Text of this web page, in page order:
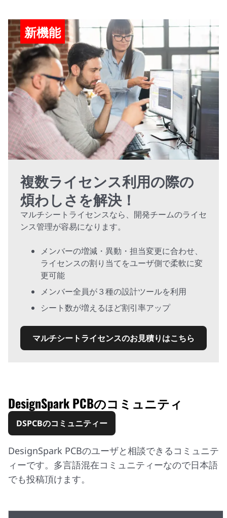
新機能
複数ライセンス利用の際の
煩わしさを解決！
マルチシートライセンスなら、開発チームのライセ
ンス管理が容易になります。
メンバーの増減・異動・担当変更に合わせ、
ライセンスの割り当てをユーザ側で柔軟に変
更可能
メンバー全員が３種の設計ツールを利用
シート数が増えるほど割引率アップ
マルチシートライセンスのお見積りはこちら
DesignSpark PCBのコミュニティ
DSPCBのコミュニティー
DesignSpark PCBのユーザと相談できるコミュニテ
ィーです。多言語混在コミュニティーなので日本語
でも投稿頂けます。